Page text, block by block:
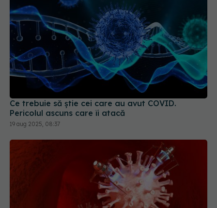
Ce trebuie să știe cei care au avut COVID.
Pericolul ascuns care îi atacă
19 aug 2025, 08:37